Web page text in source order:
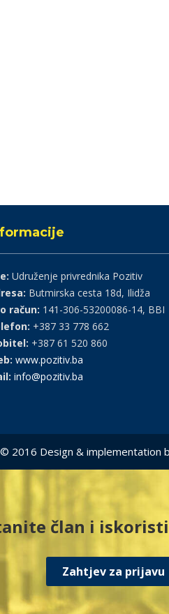
Udruženje privrednika Pozitiv
Butmirska cesta 18d, Ilidža
račun: 141-306-53200086-14, BBI
+387 33 778 662
+387 61 520 860
www.pozitiv.ba
info@pozitiv.ba
© 2016 Design & implementation
član i
Zahtjev za prijavu